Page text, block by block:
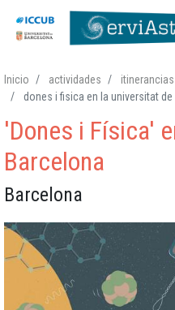
Inicio actividades
itinerancias
dones i fisica en la universitat
'Dones i Física'
Barcelona
Barcelona